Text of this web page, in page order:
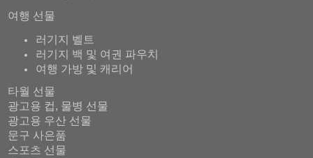
여행 선물
러기지 벨트
러기지 백 및 여권 파우치
여행 가방 및 캐리어
타월 선물
광고용 컵, 물병 선물
광고용 우산 선물
문구 사은품
스포츠 선물